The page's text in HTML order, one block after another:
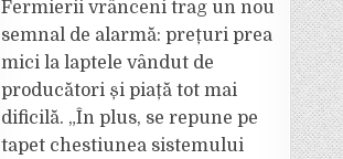
Fermierii vrânceni trag un nou
semnal de alarmă: prețuri prea
mici la laptele vândut de
producători și piață tot mai
dificilă. „În plus, se repune pe
tapet chestiunea sistemului